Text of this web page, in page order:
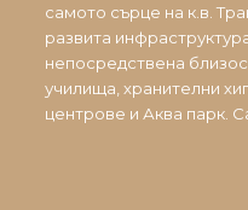
самото сърце на к.в.
развита
непосредствена
училища, хранителни
центрове и Аква парк.